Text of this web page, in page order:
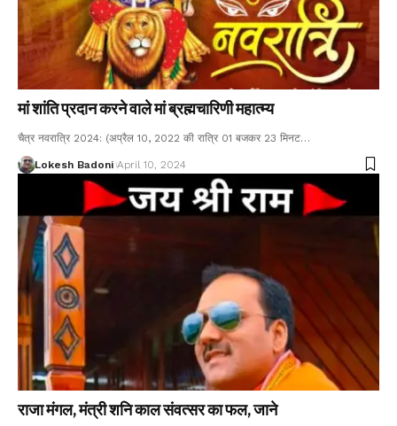
मां शांति प्रदान करने वाले मां ब्रह्मचारिणी महात्म्य
चैत्र नवरात्रि 2024: (अप्रैल 10, 2022 की रात्रि 01 बजकर 23 मिनट…
Lokesh Badoni April 10, 2024
राजा मंगल, मंत्री शनि काल संवत्सर का फल, जाने